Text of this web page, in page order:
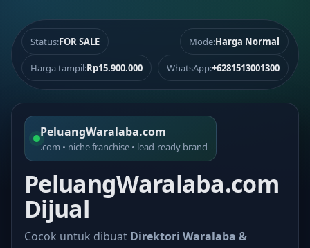
Status:FOR SALE Mode:Harga Normal
Harga tampil:Rp15.900.000 WhatsApp:+6281513001300
PeluangWaralaba.com
.com • niche franchise • lead-ready brand
PeluangWaralaba.com
Dijual
Cocok untuk dibuat Direktori Waralaba &